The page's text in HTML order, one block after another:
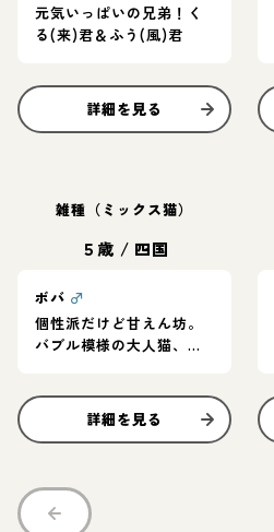
元気いっぱいの兄弟！く
る(来)君＆ふう(風)君
詳細を見る
雑種（ミックス猫）
５歳 / 四国
ボバ ♂
個性派だけど甘えん坊。
バブル模様の大人猫、ボ
詳細を見る